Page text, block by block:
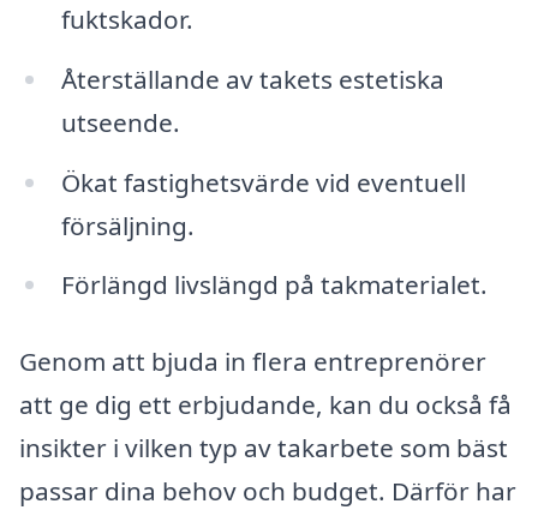
fuktskador.
Återställande av takets estetiska
utseende.
Ökat fastighetsvärde vid eventuell
försäljning.
Förlängd livslängd på takmaterialet.
Genom att bjuda in flera entreprenörer
att ge dig ett erbjudande, kan du också få
insikter i vilken typ av takarbete som bäst
passar dina behov och budget. Därför har